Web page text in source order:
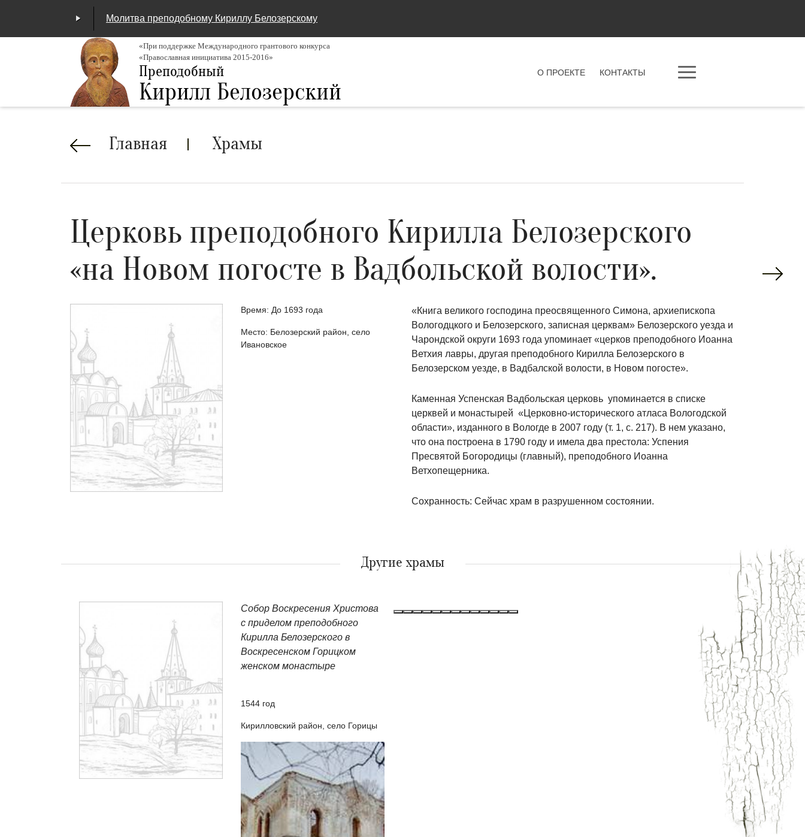
00:00/04:25
Молитва преподобному Кириллу Белозерскому
«При поддержке Международного грантового конкурса
«Православная инициатива 2015-2016»
Преподобный
Кирилл Белозерский
О ПРОЕКТЕ КОНТАКТЫ
Строка
навигации
Главная Храмы
Церковь преподобного Кирилла Белозерского
«на Новом погосте в Вадбольской волости».
Время: До 1693 года
Место: Белозерский район, село
Ивановское
«Книга великого господина преосвященного Симона, архиепископа
Вологодцкого и Белозерского, записная церквам» Белозерского уезда и
Чарондской округи 1693 года упоминает «церков преподобного Иоанна
Ветхия лавры, другая преподобного Кирилла Белозерского в
Белозерском уезде, в Вадбалской волости, в Новом погосте».
Каменная Успенская Вадбольская церковь упоминается в списке
церквей и монастырей «Церковно-исторического атласа Вологодской
области», изданного в Вологде в 2007 году (т. 1, с. 217). В нем указано,
что она построена в 1790 году и имела два престола: Успения
Пресвятой Богородицы (главный), преподобного Иоанна
Ветхопещерника.
Сохранность: Сейчас храм в разрушенном состоянии.
Другие храмы
Собор Воскресения Христова
с приделом преподобного
Кирилла Белозерского в
Воскресенском Горицком
женском монастыре
1544 год
Кирилловский район, село Горицы